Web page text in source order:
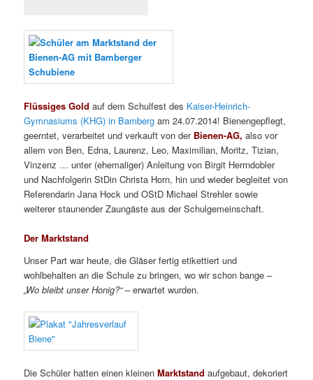
Flüssiges Gold auf dem Schulfest des Kaiser-Heinrich-
Gymnasiums (KHG) in Bambergam 24.07.2014! Bienengepflegt,
geerntet, verarbeitet und verkauft von der Bienen-AG, also vor
allem von Ben, Edna, Laurenz, Leo, Maximilian, Moritz, Tizian,
Vinzenz … unter (ehemaliger) Anleitung von Birgit Herrndobler
und Nachfolgerin StDin Christa Horn, hin und wieder begleitet von
Referendarin Jana Hock und OStD Michael Strehler sowie
weiterer staunender Zaungäste aus der Schulgemeinschaft.
Der Marktstand
Unser Part war heute, die Gläser fertig etikettiert und
wohlbehalten an die Schule zu bringen, wo wir schon bange –
„Wo bleibt unser Honig?“– erwartet wurden.
Die Schüler hatten einen kleinenMarktstand aufgebaut, dekoriert